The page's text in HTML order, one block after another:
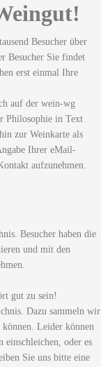
Besucher über
Besucher Sie findet
erst einmal Ihre
auf der wein-wg
Philosophie in Text
zur Weinkarte als
Ihrer eMail-
aufzunehmen.
Besucher haben die
und mit den
gut zu sein!
Dazu sammeln wir
Leider können
einschleichen, oder es
Sie uns bitte eine